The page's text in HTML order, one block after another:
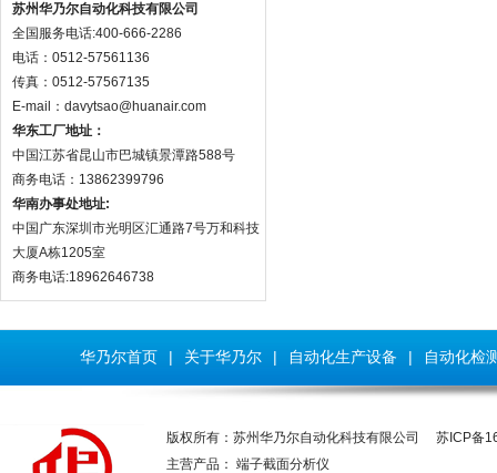
苏州华乃尔自动化科技有限公司
全国服务电话:400-666-2286
电话：0512-57561136
传真：0512-57567135
E-mail：davytsao@huanair.com
华东工厂地址：
中国江苏省昆山市巴城镇景潭路588号
商务电话：13862399796
华南办事处地址:
中国广东深圳市光明区汇通路7号万和科技
大厦A栋1205室
商务电话:18962646738
华乃尔首页 | 关于华乃尔 | 自动化生产设备 | 自动化检
版权所有：苏州华乃尔自动化科技有限公司 苏ICP备
主营产品： 端子截面分析仪